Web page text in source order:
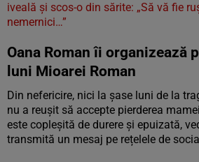
iveală și scos-o din sărite: „Să vă fie
nemernici…”
Oana Roman îi organizează
luni Mioarei Roman
Din nefericire, nici la șase luni de la
nu a reușit să accepte pierderea
este copleșită de durere și epuizată,
transmită un mesaj pe rețelele de